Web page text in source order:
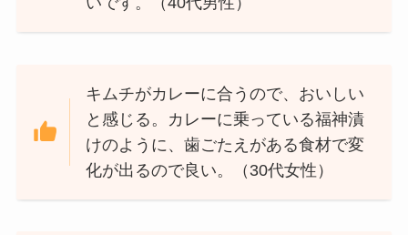
キムチがカレーに合うので、おいしい
と感じる。カレーに乗っている福神漬
けのように、歯ごたえがある食材で変
化が出るので良い。（30代女性）